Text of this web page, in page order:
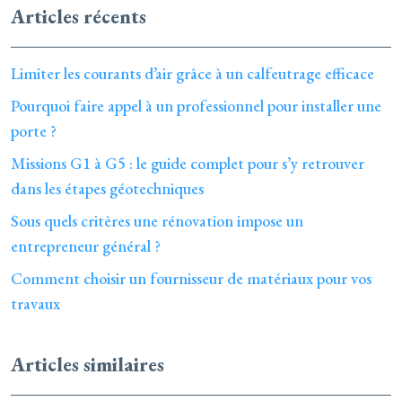
Articles récents
Limiter les courants d’air grâce à un calfeutrage efficace
Pourquoi faire appel à un professionnel pour installer une
porte ?
Missions G1 à G5 : le guide complet pour s’y retrouver
dans les étapes géotechniques
Sous quels critères une rénovation impose un
entrepreneur général ?
Comment choisir un fournisseur de matériaux pour vos
travaux
Articles similaires